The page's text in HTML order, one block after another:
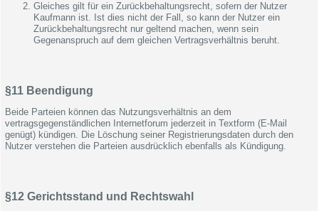
Gleiches gilt für ein Zurückbehaltungsrecht, sofern der Nutzer
Kaufmann ist. Ist dies nicht der Fall, so kann der Nutzer ein
Zurückbehaltungsrecht nur geltend machen, wenn sein
Gegenanspruch auf dem gleichen Vertragsverhältnis beruht.
§11 Beendigung
Beide Parteien können das Nutzungsverhältnis an dem
vertragsgegenständlichen Internetforum jederzeit in Textform (E-Mail
genügt) kündigen. Die Löschung seiner Registrierungsdaten durch den
Nutzer verstehen die Parteien ausdrücklich ebenfalls als Kündigung.
§12 Gerichtsstand und Rechtswahl